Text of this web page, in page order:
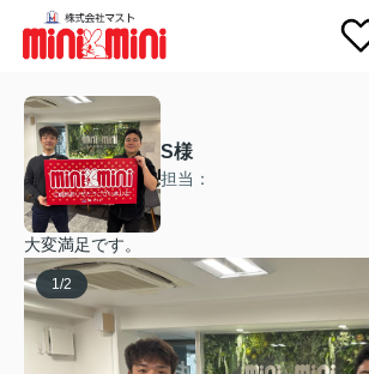
S様
担当：
大変満足です。
1/2